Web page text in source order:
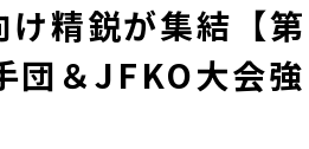
精鋭が集結【第
団＆JFKO大会強